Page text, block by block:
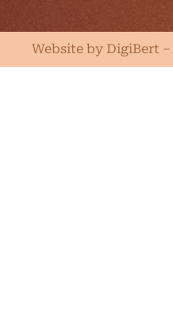
Website by DigiBert –